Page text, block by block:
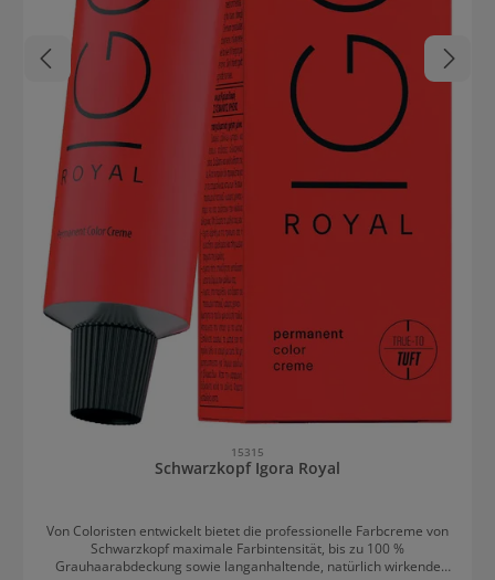
15315
Schwarzkopf Igora Royal
Von Coloristen entwickelt bietet die professionelle Farbcreme von
Schwarzkopf maximale Farbintensität, bis zu 100 %
Grauhaarabdeckung sowie langanhaltende, natürlich wirkende